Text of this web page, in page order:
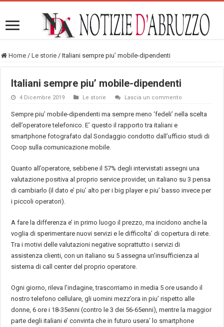
Home / Le storie / Italiani sempre piu’ mobile-dipendenti
Italiani sempre piu’ mobile-dipendenti
4 Dicembre 2019 Le storie Lascia un commento
Sempre piu’ mobile-dipendenti ma sempre meno ‘fedeli’ nella scelta
dell’operatore telefonico. E’ questo il rapporto tra italiani e
smartphone fotografato dal Sondaggio condotto dall’ufficio studi di
Coop sulla comunicazione mobile.
Quanto all’operatore, sebbene il 57% degli intervistati assegni una
valutazione positiva al proprio service provider, un italiano su 3 pensa
di cambiarlo (il dato e’ piu’ alto per i big player e piu’ basso invece per
i piccoli operatori).
A fare la differenza e’ in primo luogo il prezzo, ma incidono anche la
voglia di sperimentare nuovi servizi e le difficolta’ di copertura di rete.
Tra i motivi delle valutazioni negative soprattutto i servizi di
assistenza clienti, con un italiano su 5 assegna un’insufficienza al
sistema di call center del proprio operatore.
Ogni giorno, rileva l’indagine, trascorriamo in media 5 ore usando il
nostro telefono cellulare, gli uomini mezz’ora in piu’ rispetto alle
donne, 6 ore i 18-35enni (contro le 3 dei 56-65enni), mentre la maggior
parte degli italiani e’ convinta che in futuro usera’ lo smartphone